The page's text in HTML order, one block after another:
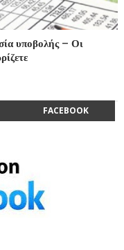
υποβολής – Οι
FACEBOOK